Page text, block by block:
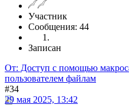
Участник
Сообщения: 44
Записан
От: Доступ с помощью
пользователем файлам
#34
29 мая 2025, 13:42